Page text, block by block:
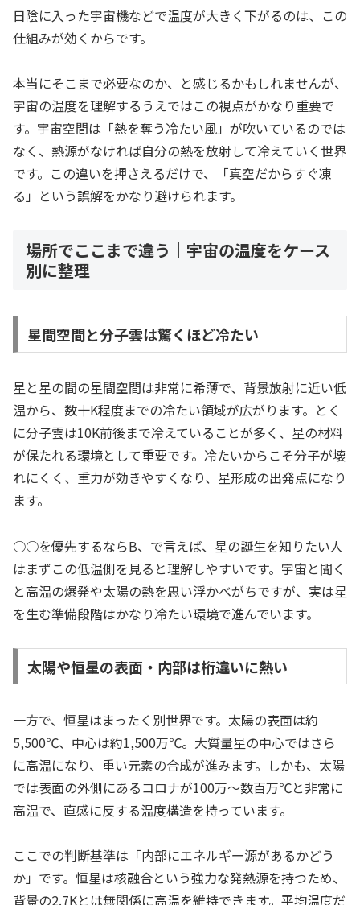
日陰に入った宇宙機などで温度が大きく下がるのは、この
仕組みが効くからです。
本当にそこまで必要なのか、と感じるかもしれませんが、
宇宙の温度を理解するうえではこの視点がかなり重要で
す。宇宙空間は「熱を奪う冷たい風」が吹いているのでは
なく、熱源がなければ自分の熱を放射して冷えていく世界
です。この違いを押さえるだけで、「真空だからすぐ凍
る」という誤解をかなり避けられます。
場所でここまで違う｜宇宙の温度をケース
別に整理
星間空間と分子雲は驚くほど冷たい
星と星の間の星間空間は非常に希薄で、背景放射に近い低
温から、数十K程度までの冷たい領域が広がります。とく
に分子雲は10K前後まで冷えていることが多く、星の材料
が保たれる環境として重要です。冷たいからこそ分子が壊
れにくく、重力が効きやすくなり、星形成の出発点になり
ます。
○○を優先するならB、で言えば、星の誕生を知りたい人
はまずこの低温側を見ると理解しやすいです。宇宙と聞く
と高温の爆発や太陽の熱を思い浮かべがちですが、実は星
を生む準備段階はかなり冷たい環境で進んでいます。
太陽や恒星の表面・内部は桁違いに熱い
一方で、恒星はまったく別世界です。太陽の表面は約
5,500℃、中心は約1,500万℃。大質量星の中心ではさら
に高温になり、重い元素の合成が進みます。しかも、太陽
では表面の外側にあるコロナが100万〜数百万℃と非常に
高温で、直感に反する温度構造を持っています。
ここでの判断基準は「内部にエネルギー源があるかどう
か」です。恒星は核融合という強力な発熱源を持つため、
背景の2.7Kとは無関係に高温を維持できます。平均温度だ